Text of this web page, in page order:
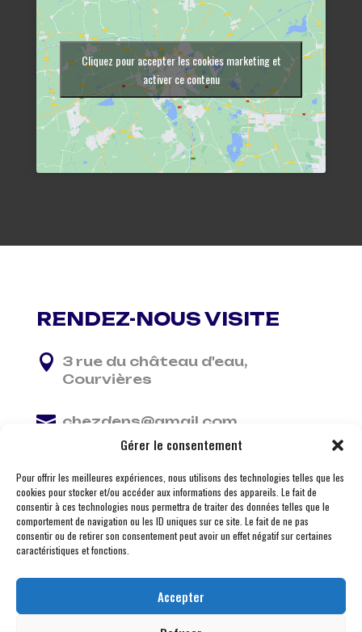
Gérer le consentement
Pour offrir les meilleures expériences, nous utilisons des technologies telles que les
cookies pour stocker et/ou accéder aux informations des appareils. Le fait de
consentir à ces technologies nous permettra de traiter des données telles que le
comportement de navigation ou les ID uniques sur ce site. Le fait de ne pas
consentir ou de retirer son consentement peut avoir un effet négatif sur certaines
caractéristiques et fonctions.
Accepter
Cliquez pour accepter les cookies marketing et
activer ce contenu
RENDEZ-NOUS VISITE
 3 rue du château d'eau,
Courvières
 chezdens@gmail.com